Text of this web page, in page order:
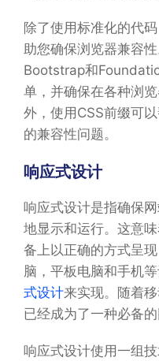
除了使用标准化的代
助您确保浏览器兼容
Bootstrap和
单，并确保在各种浏
外，使用CSS前缀可
的兼容性问题。
响应式设计
响应式设计是指确保
地显示和运行。这意
备上以正确的方式呈
脑，平板电脑和手机
式设计来实现。随着
已经成为了一种必备的
响应式设计使用一组